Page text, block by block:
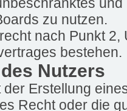
zu nutzen.
nach Punkt
bestehen.
Nutzers
der Erstellung
Recht oder die